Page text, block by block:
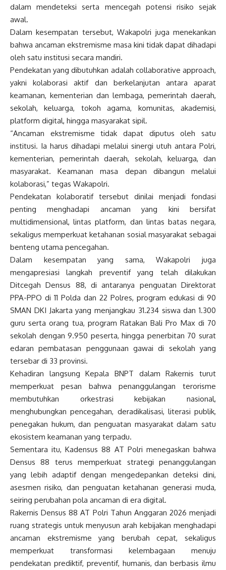
dalam mendeteksi serta mencegah potensi risiko sejak
awal.
Dalam kesempatan tersebut, Wakapolri juga menekankan
bahwa ancaman ekstremisme masa kini tidak dapat dihadapi
oleh satu institusi secara mandiri.
Pendekatan yang dibutuhkan adalah collaborative approach,
yakni kolaborasi aktif dan berkelanjutan antara aparat
keamanan, kementerian dan lembaga, pemerintah daerah,
sekolah, keluarga, tokoh agama, komunitas, akademisi,
platform digital, hingga masyarakat sipil.
“Ancaman ekstremisme tidak dapat diputus oleh satu
institusi. Ia harus dihadapi melalui sinergi utuh antara Polri,
kementerian, pemerintah daerah, sekolah, keluarga, dan
masyarakat. Keamanan masa depan dibangun melalui
kolaborasi,” tegas Wakapolri.
Pendekatan kolaboratif tersebut dinilai menjadi fondasi
penting menghadapi ancaman yang kini bersifat
multidimensional, lintas platform, dan lintas batas negara,
sekaligus memperkuat ketahanan sosial masyarakat sebagai
benteng utama pencegahan.
Dalam kesempatan yang sama, Wakapolri juga
mengapresiasi langkah preventif yang telah dilakukan
Ditcegah Densus 88, di antaranya penguatan Direktorat
PPA-PPO di 11 Polda dan 22 Polres, program edukasi di 90
SMAN DKI Jakarta yang menjangkau 31.234 siswa dan 1.300
guru serta orang tua, program Ratakan Bali Pro Max di 70
sekolah dengan 9.950 peserta, hingga penerbitan 70 surat
edaran pembatasan penggunaan gawai di sekolah yang
tersebar di 33 provinsi.
Kehadiran langsung Kepala BNPT dalam Rakernis turut
memperkuat pesan bahwa penanggulangan terorisme
membutuhkan orkestrasi kebijakan nasional,
menghubungkan pencegahan, deradikalisasi, literasi publik,
penegakan hukum, dan penguatan masyarakat dalam satu
ekosistem keamanan yang terpadu.
Sementara itu, Kadensus 88 AT Polri menegaskan bahwa
Densus 88 terus memperkuat strategi penanggulangan
yang lebih adaptif dengan mengedepankan deteksi dini,
asesmen risiko, dan penguatan ketahanan generasi muda,
seiring perubahan pola ancaman di era digital.
Rakernis Densus 88 AT Polri Tahun Anggaran 2026 menjadi
ruang strategis untuk menyusun arah kebijakan menghadapi
ancaman ekstremisme yang berubah cepat, sekaligus
memperkuat transformasi kelembagaan menuju
pendekatan prediktif, preventif, humanis, dan berbasis ilmu